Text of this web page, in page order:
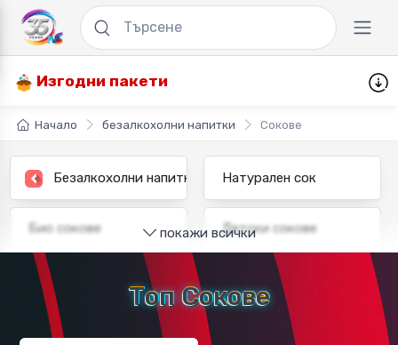
Изгодни пакети
Начало безалкохолни напитки Сокове
Безалкохолни напитки Натурален сок
Био сокове Детски сокове
покажи всички
Топ Сокове